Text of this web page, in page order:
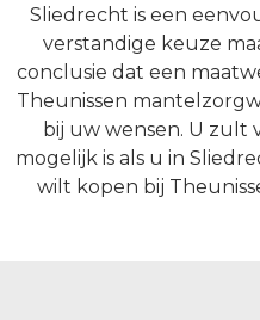
Sliedrecht is een
verstandige keuze
conclusie dat een
Theunissen
bij uw wensen. U zult
mogelijk is als u in
wilt kopen bij